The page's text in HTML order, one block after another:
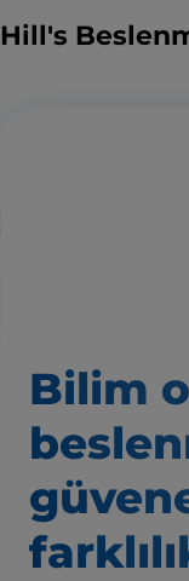
Hill's
Bilim